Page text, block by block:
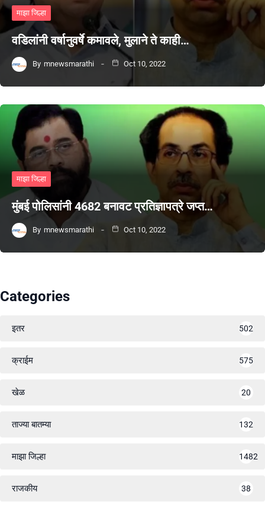
माझा जिल्हा
वडिलांनी वर्षानुवर्षे कमावले, मुलाने ते काही…
By mnewsmarathi Oct 10, 2022
माझा जिल्हा
मुंबई पोलिसांनी 4682 बनावट प्रतिज्ञापत्रे जप्त…
By mnewsmarathi Oct 10, 2022
Categories
इतर 502
क्राईम 575
खेळ 20
ताज्या बातम्या 132
माझा जिल्हा 1482
राजकीय 38